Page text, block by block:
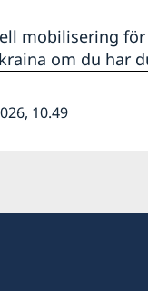
mobilisering
om du har
10.49